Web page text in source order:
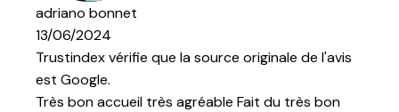
de l'avis
du très bon